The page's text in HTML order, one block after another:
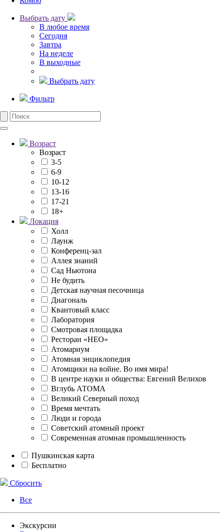
Выбрать дату
В любое время
Сегодня
Завтра
На неделе
В выходные
Выбрать дату
Фильтр
Возраст
Возраст
3-5
6-9
10-12
13-16
17-21
18+
Локация
Холл
Лаунж
Конференц-зал
Аллея знаний
Сад Ньютона
Не будить
Детская научная песочница
Диагональ
Квантовый класс
Лаборатория
Смотровая площадка
Ресторан «НЕО»
Атомариум
Атомная энциклопедия
Атомщики на войне. Во имя мира!
В центре науки и общества: Евгений Велихов
Вглубь АТОМА
Великий Северный поход
Время мечтать
Люди и города
Советский атомный проект
Современная атомная промышленность
Пушкинская карта
Бесплатно
Сбросить
Все
Экскурсии